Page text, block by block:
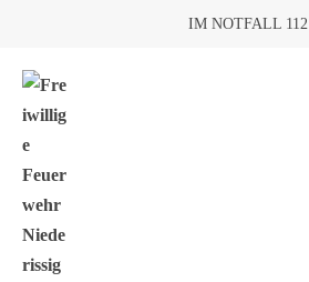
IM NOTFALL 112